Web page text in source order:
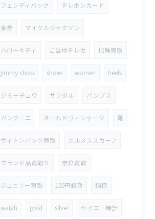
フェンディバッグ テレホンカード
金券 マイケルジャクソン
ハローキティ ご当地テレカ 指輪買取
jimmy choo shoes women heels
ジミーチュウ サンダル パンプス
ガンチーニ オールドヴィンテージ 靴
ヴィトンバック買取 エルメススカーフ
ブランド品買取り 奈良買取
ジュエリー買取 100円銀貨 稲穂
watch gold silver セイコー時計